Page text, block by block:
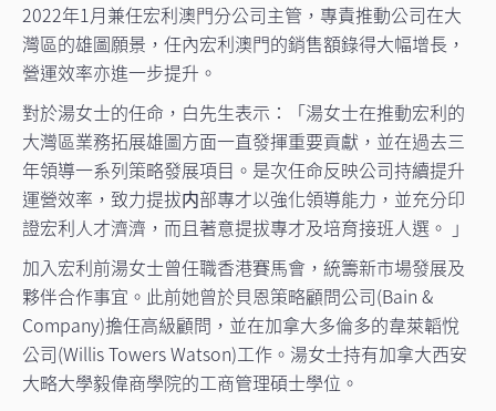
2022年1月兼任宏利澳門分公司主管，專責推動公司在大
灣區的雄圖願景，任內宏利澳門的銷售額錄得大幅增長，
營運效率亦進一步提升。
對於湯女士的任命，白先生表示：「湯女士在推動宏利的
大灣區業務拓展雄圖方面一直發揮重要貢獻，並在過去三
年領導一系列策略發展項目。是次任命反映公司持續提升
運營效率，致力提拔内部專才以強化領導能力，並充分印
證宏利人才濟濟，而且著意提拔專才及培育接班人選。 」
加入宏利前湯女士曾任職香港賽馬會，統籌新市場發展及
夥伴合作事宜。此前她曾於貝恩策略顧問公司(Bain &
Company)擔任高級顧問，並在加拿大多倫多的韋萊韜悅
公司(Willis Towers Watson)工作。湯女士持有加拿大西安
大略大學毅偉商學院的工商管理碩士學位。